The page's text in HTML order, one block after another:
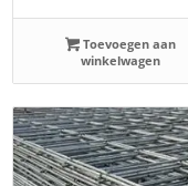
Toevoegen aan
winkelwagen